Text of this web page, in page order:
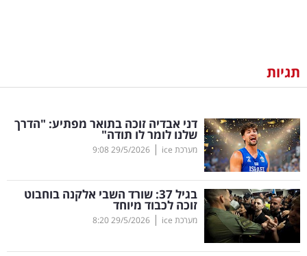
וצרכנות
דיגיטל
וטק
שיווק
ופרסום
משפט
תגיות
דני אבדיה זוכה בתואר מפתיע: "הדרך
שלנו לומר לו תודה"
מערכת ice |
29/5/2026
9:08
בגיל 37: שורד השבי אלקנה בוחבוט
זוכה לכבוד מיוחד
מערכת ice |
29/5/2026
8:20